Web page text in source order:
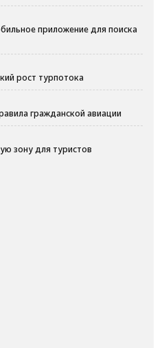
приложение для поиска
рост турпотока
гражданской авиации
зону для туристов